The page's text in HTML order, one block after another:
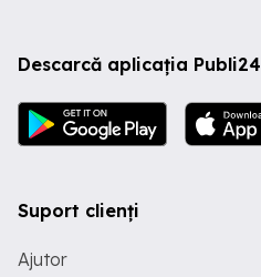
Descarcă aplicația Publi24
Suport clienți
Ajutor